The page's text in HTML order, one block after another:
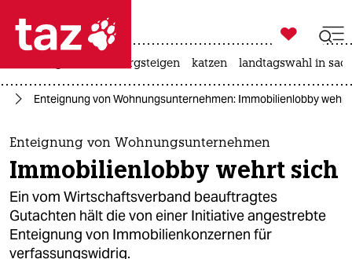
 taz zahl ich
taz zahl ich
themen
politik
öko
gesellschaft

taz zahl ich
bergsteigen katzen landtagswahl in
Enteignung von Wohnungsunternehmen: Immobilienlobby
Enteignung von Wohnungsunternehmen
Immobilienlobby wehrt sich
Ein vom Wirtschaftsverband beauftragtes
Gutachten hält die von einer Initiative angestrebte
Enteignung von Immobilienkonzernen für
verfassungswidrig.